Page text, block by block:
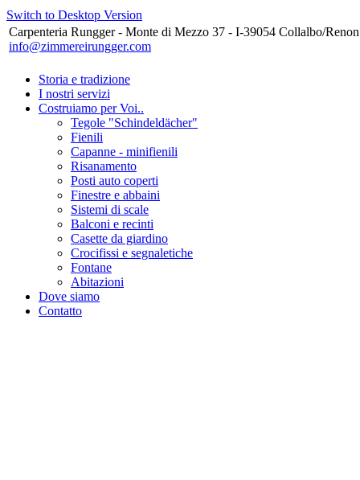
Switch to Desktop Version
Carpenteria Rungger - Monte di Mezzo 37 - I-39054 Collalbo/
info@zimmereirungger.com
Storia e tradizione
I nostri servizi
Costruiamo per Voi..
Tegole "Schindeldächer"
Fienili
Capanne - minifienili
Risanamento
Posti auto coperti
Finestre e abbaini
Sistemi di scale
Balconi e recinti
Casette da giardino
Crocifissi e segnaletiche
Fontane
Abitazioni
Dove siamo
Contatto